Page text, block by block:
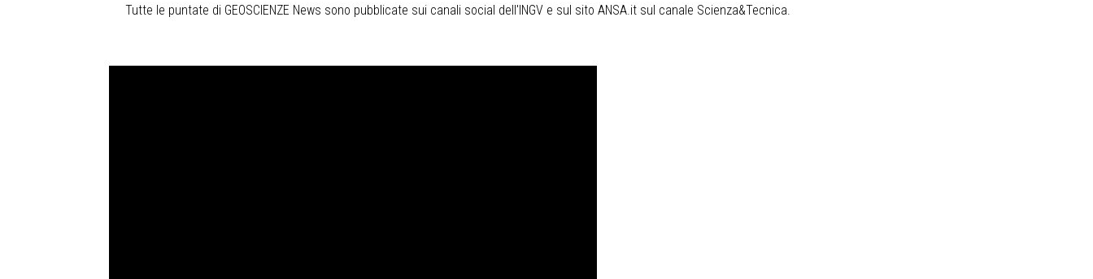
Tutte le puntate di GEOSCIENZE News sono pubblicate sui canali social dell'INGV e sul sito ANSA.it sul canale Scienza&Tecnica.